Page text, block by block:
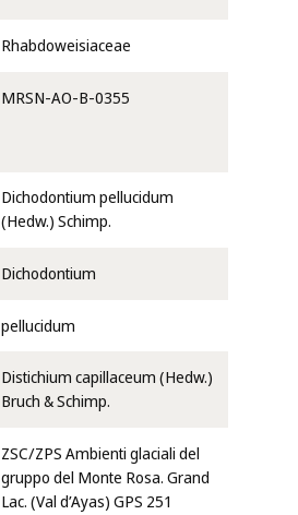
Rhabdoweisiaceae
MRSN-AO-B-0355
Dichodontium pellucidum
(Hedw.) Schimp.
Dichodontium
pellucidum
Distichium capillaceum (Hedw.)
Bruch & Schimp.
ZSC/ZPS Ambienti glaciali del
gruppo del Monte Rosa. Grand
Lac. (Val d’Ayas) GPS 251